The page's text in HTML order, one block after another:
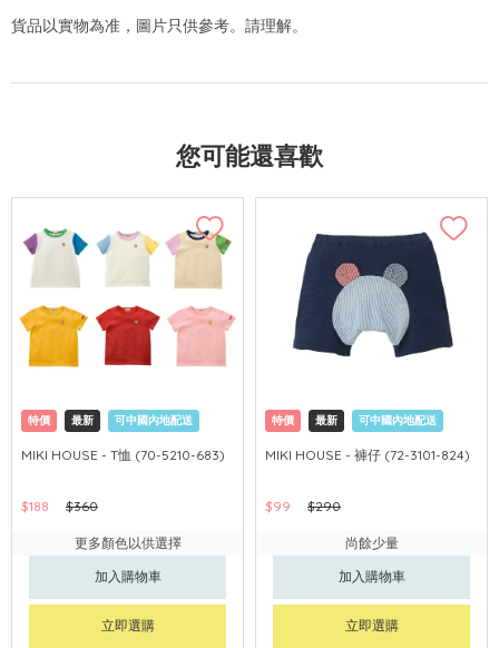
貨品以實物為准，圖片只供參考。請理解。
您可能還喜歡
特價 最新 可中國內地配送
MIKI HOUSE - T恤 (70-5210-683)
$188 $360
更多顏色以供選擇
加入購物車
立即選購
特價 最新 可中國內地配送
MIKI HOUSE - 褲仔 (72-3101-824)
$99 $290
尚餘少量
加入購物車
立即選購